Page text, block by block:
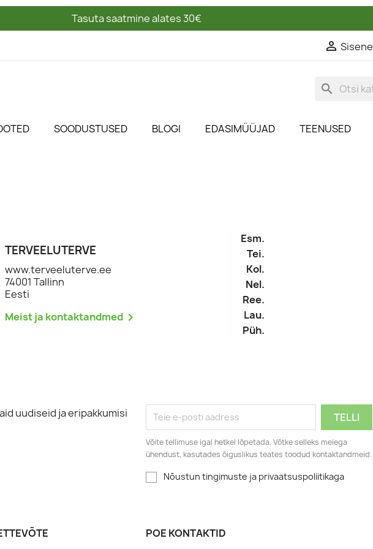
Tasuta saatmine alates 30€
 Sisene
search
SOODUSTUSED BLOGI EDASIMÜÜJAD TEENUSED
TERVEELUTERVE
www.terveeluterve.ee
74001 Tallinn
Eesti
Meist ja kontaktandmed 
Esm.
Tei.
Kol.
Nel.
Ree.
Lau.
Püh.
uudiseid ja eripakkumisi
Võite tellimuse igal hetkel lõpetada. Võtke selleks meiega
ühendust, kasutades õiguslikus teates toodud kontaktandmeid.
Nõustun tingimuste ja privaatsuspoliitikaga
POE KONTAKTID
Loobu Loo soovinimekiri